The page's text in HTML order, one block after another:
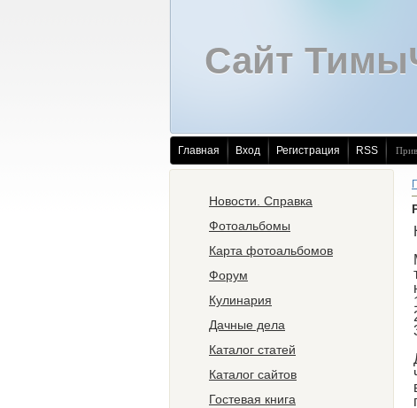
Сайт
Главная Вход Регистрация RSS
Новости. Справка
Фотоальбомы
Карта фотоальбомов
Форум
Кулинария
Дачные дела
Каталог статей
Каталог сайтов
Гостевая книга